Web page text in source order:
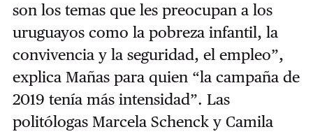
son los temas que les preocupan a los
uruguayos como la pobreza infantil, la
convivencia y la seguridad, el empleo”,
explica Mañas para quien “la campaña de
2019 tenía más intensidad”. Las
politólogas Marcela Schenck y Camila